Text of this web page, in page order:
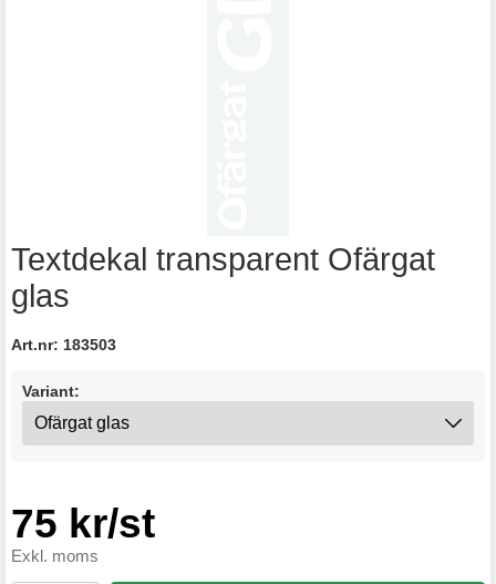
Textdekal transparent Ofärgat
glas
Art.nr: 183503
Variant:
75 kr/st
Exkl. moms